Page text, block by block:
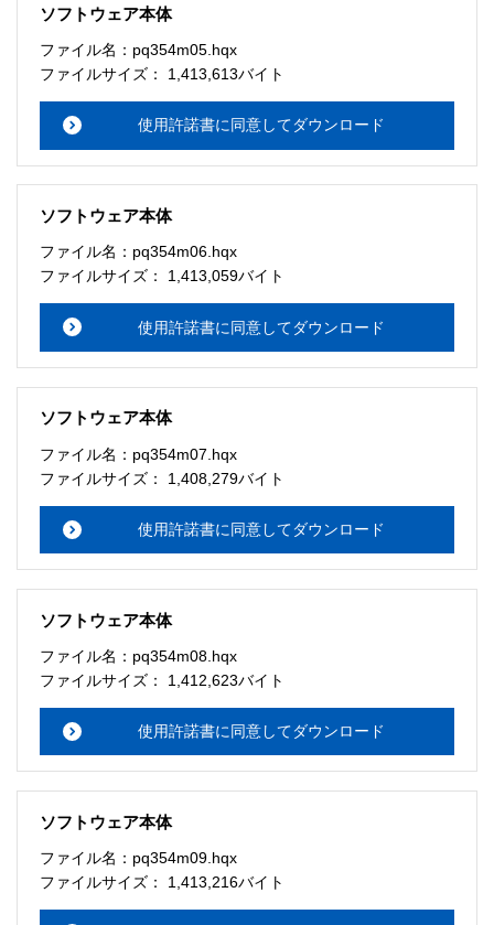
ソフトウェア本体
ファイル名：pq354m05.hqx
ファイルサイズ： 1,413,613バイト
使用許諾書に同意してダウンロード
ソフトウェア本体
ファイル名：pq354m06.hqx
ファイルサイズ： 1,413,059バイト
使用許諾書に同意してダウンロード
ソフトウェア本体
ファイル名：pq354m07.hqx
ファイルサイズ： 1,408,279バイト
使用許諾書に同意してダウンロード
ソフトウェア本体
ファイル名：pq354m08.hqx
ファイルサイズ： 1,412,623バイト
使用許諾書に同意してダウンロード
ソフトウェア本体
ファイル名：pq354m09.hqx
ファイルサイズ： 1,413,216バイト